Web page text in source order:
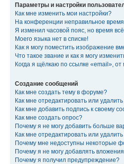
Параметры и настройки
Как мне изменить мои настройки?
На конференции неправильное
Я изменил часовой пояс, но время
Моего языка нет в списке!
Как я могу поместить изображение
Что такое звание и как я могу
Когда я щёлкаю по ссылке «email»,
Создание сообщений
Как мне создать тему в форуме?
Как мне отредактировать или
Как мне добавить подпись к своему
Как мне создать опрос?
Почему я не могу добавить больше
Как мне отредактировать или
Почему мне недоступны некоторые
Почему я не могу добавлять
Почему я получил предупреждение?